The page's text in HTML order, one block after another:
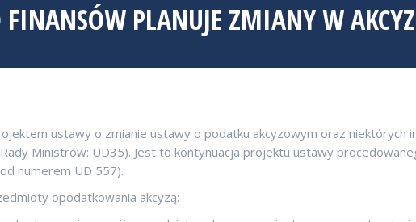
PLANUJE ZMIANY W
ustawy o zmianie ustawy o podatku akcyzowym oraz niektórych
Ministrów: UD35). Jest to kontynuacja projektu ustawy
numerem UD 557).
opodatkowania akcyzą: